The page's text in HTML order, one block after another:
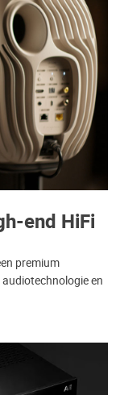
end HiFi
premium
en